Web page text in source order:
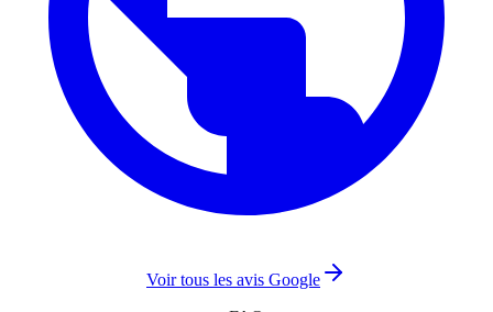
Voir tous les avis Google